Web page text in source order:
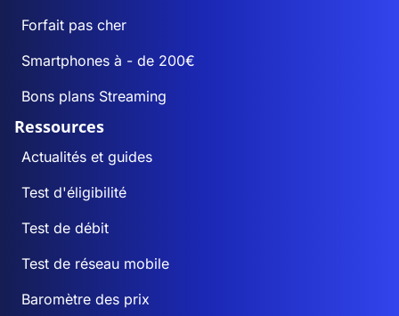
Forfait pas cher
Smartphones à - de 200€
Bons plans Streaming
Ressources
Actualités et guides
Test d'éligibilité
Test de débit
Test de réseau mobile
Baromètre des prix